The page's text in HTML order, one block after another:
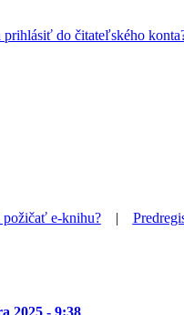
prihlásiť do čitateľského
e-knihu?|
2025 - 9:38